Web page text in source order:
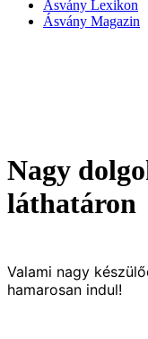
Ásvány Lexikon
Ásvány Magazin
Nagy
láthatáron
Valami nagy
hamarosan indul!